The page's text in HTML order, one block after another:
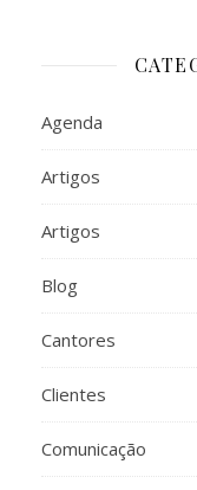
Agenda
Artigos
Artigos
Blog
Cantores
Clientes
Comunicação